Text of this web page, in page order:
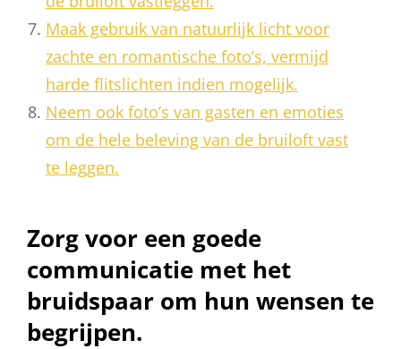
Maak gebruik van natuurlijk licht voor
zachte en romantische foto’s, vermijd
harde flitslichten indien mogelijk.
Neem ook foto’s van gasten en emoties
om de hele beleving van de bruiloft vast
te leggen.
Zorg voor een goede
communicatie met het
bruidspaar om hun wensen te
begrijpen.